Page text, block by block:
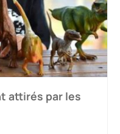
attirés par les